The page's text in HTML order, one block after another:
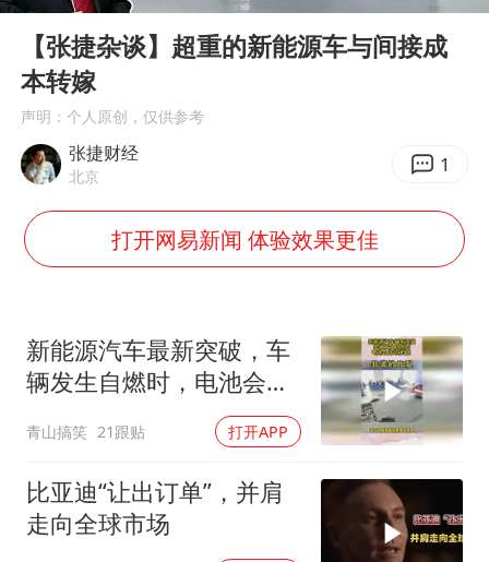
女孩摆摊卖菌子时收到北大通知书
四川宜宾市高县发生4.9级地震
河南某医院2.33亿工程串标案细节披露
男子杀人后逃进深山21年活得像野人
公司“上四休三”但要降薪1000元
A股收盘：三大指数均涨超1%
Play
【张捷杂谈】超重的新能源车与间接成
本转嫁
声明：个人原创，仅供参考
张捷财经
北京 1
打开网易新闻 体验效果更佳
新能源汽车最新突破，车
辆发生自燃时，电池会自
青山搞笑 21跟贴 打开APP
比亚迪“让出订单”，并肩
走向全球市场